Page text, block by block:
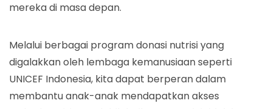
mereka di masa depan.
Melalui berbagai program donasi nutrisi yang
digalakkan oleh lembaga kemanusiaan seperti
UNICEF Indonesia, kita dapat berperan dalam
membantu anak-anak mendapatkan akses